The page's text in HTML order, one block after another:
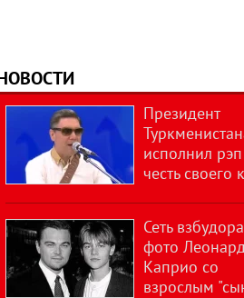
Президент
исполнил
честь своего
Сеть
фото
Каприо со
взрослым